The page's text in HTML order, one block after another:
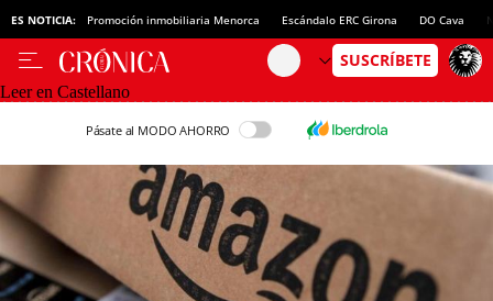
ES NOTICIA: Promoción inmobiliaria Menorca Escándalo ERC Girona DO Cava
Leer en Castellano
Pásate al MODO AHORRO